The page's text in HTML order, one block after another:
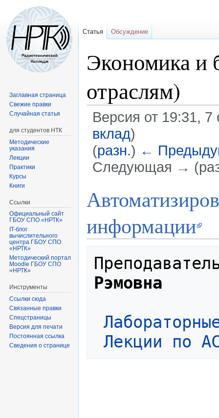
Экономика и
отраслям)
Версия от 19:31,
вклад)
(разн.) ←
Следующая →
информации
Рэмовна
Лекции по
Статья Обсуждение
Заглавная страница
Свежие правки
Случайная статья
для студентов НТК
Методические
указания
Лекции
Практики
Курсы
Книги
Ссылки
Официальный сайт
ГБОУ СПО «НРТК»
IT-блог
вычислительного
центра ГБОУ СПО
«НРТК»
Методический портал
Moodle ГБОУ СПО
«НРТК»
Инструменты
Ссылки сюда
Связанные правки
Спецстраницы
Версия для печати
Постоянная ссылка
Сведения о странице